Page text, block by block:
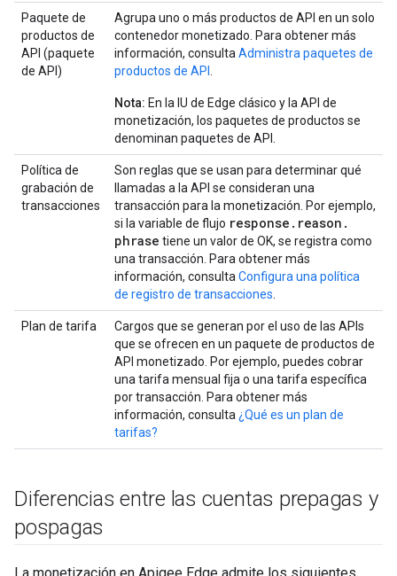
Paquete de
productos de
API (paquete
de API)
Agrupa uno o más productos de API en un solo
contenedor monetizado. Para obtener más
información, consulta Administra paquetes de
productos de API
Nota: En la IU de Edge clásico y la API de
monetización, los paquetes de productos se
denominan paquetes de API.
Política de
grabación de
transacciones
Son reglas que se usan para determinar qué
llamadas a la API se consideran una
transacción para la monetización. Por ejemplo,
si la variable de flujo response . reason .
phrase tiene un valor de OK, se registra como
una transacción. Para obtener más
información, consulta Configura una política
de registro de transacciones
Plan de tarifa
Cargos que se generan por el uso de las APIs
que se ofrecen en un paquete de productos de
API monetizado. Por ejemplo, puedes cobrar
una tarifa mensual fija o una tarifa específica
por transacción. Para obtener más
información, consulta ¿Qué es un plan de
tarifas?
Diferencias entre las cuentas prepagas y
pospagas